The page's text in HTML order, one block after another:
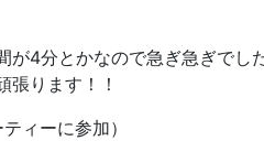
が4分とかなので急ぎ急ぎでし
ります！！
ィーに参加）